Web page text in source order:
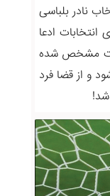
نادر بلباسی
انتخابات ادعا
مشخص شده
و از قضا فرد
شد!